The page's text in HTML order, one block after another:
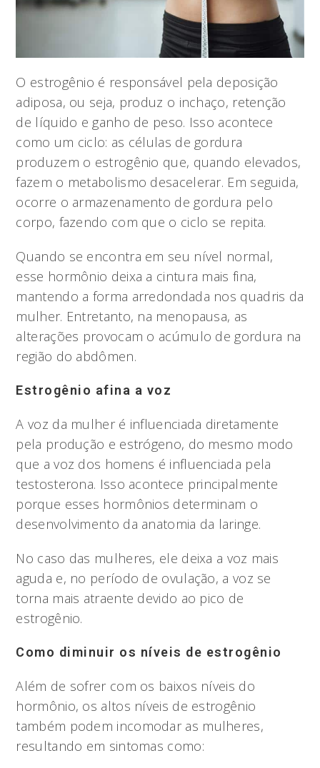
O estrogênio é responsável pela deposição
adiposa, ou seja, produz o inchaço, retenção
de líquido e ganho de peso. Isso acontece
como um ciclo: as células de gordura
produzem o estrogênio que, quando elevados,
fazem o metabolismo desacelerar. Em seguida,
ocorre o armazenamento de gordura pelo
corpo, fazendo com que o ciclo se repita.
Quando se encontra em seu nível normal,
esse hormônio deixa a cintura mais fina,
mantendo a forma arredondada nos quadris da
mulher. Entretanto, na menopausa, as
alterações provocam o acúmulo de gordura na
região do abdômen.
Estrogênio afina a voz
A voz da mulher é influenciada diretamente
pela produção e estrógeno, do mesmo modo
que a voz dos homens é influenciada pela
testosterona. Isso acontece principalmente
porque esses hormônios determinam o
desenvolvimento da anatomia da laringe.
No caso das mulheres, ele deixa a voz mais
aguda e, no período de ovulação, a voz se
torna mais atraente devido ao pico de
estrogênio.
Como diminuir os níveis de estrogênio
Além de sofrer com os baixos níveis do
hormônio, os altos níveis de estrogênio
também podem incomodar as mulheres,
resultando em sintomas como: